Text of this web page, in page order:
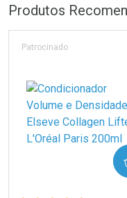
Laboratório
Por Menos
Produtos
Patrocinado
COMPRAR